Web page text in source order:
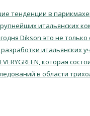
тенденции в
итальянских
Dikson это не
итальянских
которая
в области